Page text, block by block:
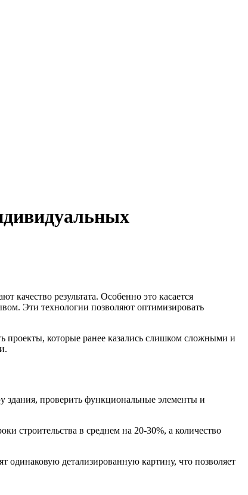
результата. Особенно это касается
Эти технологии позволяют оптимизировать
проекты, которые ранее казались слишком сложными и
здания, проверить функциональные элементы и
строительства в среднем на 20-30%, а количество
детализированную картину, что позволяет